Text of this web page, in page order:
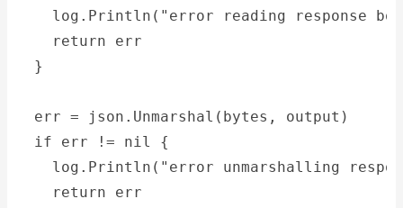
log.Println("error reading response
    return err
  }
  err = json.Unmarshal(bytes, output)
  if err != nil {
log.Println("error unmarshalling
    return err